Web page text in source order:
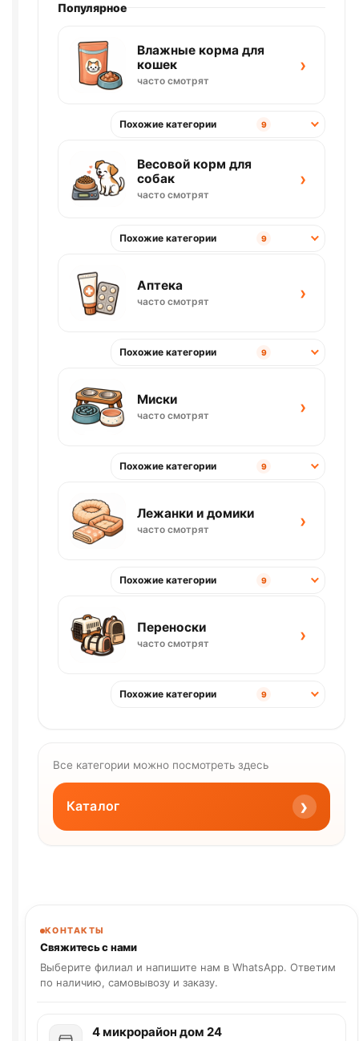
Популярное
Влажные корма для
кошек
часто смотрят
›
Похожие категории 9
Весовой корм для
собак
часто смотрят
›
Похожие категории 9
Аптека
часто смотрят ›
Похожие категории 9
Миски
часто смотрят ›
Похожие категории 9
Лежанки и домики
часто смотрят ›
Похожие категории 9
Переноски
часто смотрят ›
Похожие категории 9
Все категории можно посмотреть здесь
Каталог ›
КОНТАКТЫ
Свяжитесь с нами
Выберите филиал и напишите нам в WhatsApp. Ответим
по наличию, самовывозу и заказу.
4 микрорайон дом 24